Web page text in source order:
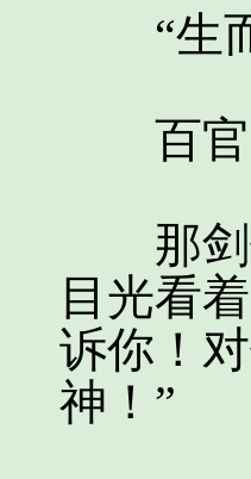
“生而
百官
那剑
目光看
诉你！
神！”